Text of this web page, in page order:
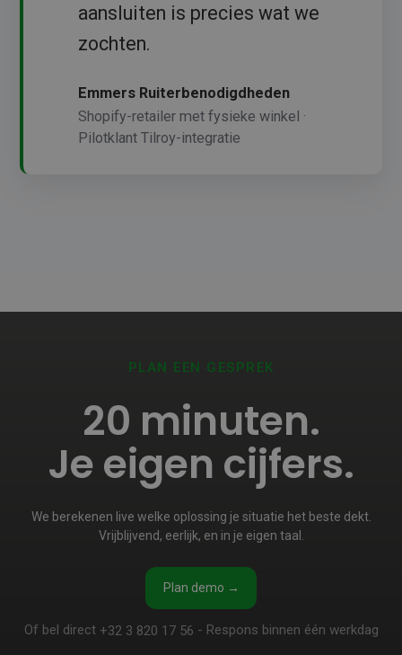
aansluiten is precies wat we
zochten.
Emmers Ruiterbenodigdheden
Shopify-retailer met fysieke winkel ·
Pilotklant Tilroy-integratie
PLAN EEN GESPREK
20 minuten.
Je eigen cijfers.
We berekenen live welke oplossing je situatie het beste dekt.
Vrijblijvend, eerlijk, en in je eigen taal.
Plan demo →
Of bel direct +32 3 820 17 56 - Respons binnen één werkdag